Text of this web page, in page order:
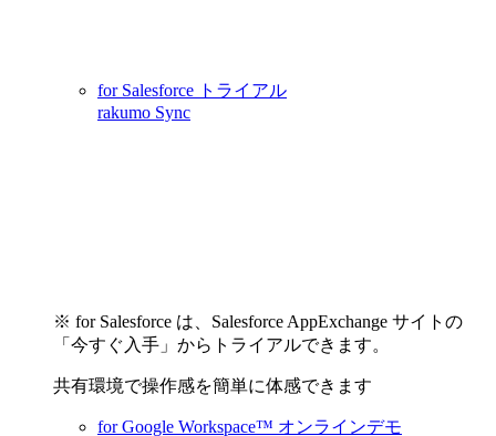
for Salesforce トライアル
rakumo Sync
※ for Salesforce は、Salesforce AppExchange サイトの
「今すぐ入手」からトライアルできます。
共有環境で操作感を簡単に体感できます
for Google Workspace™ オンラインデモ